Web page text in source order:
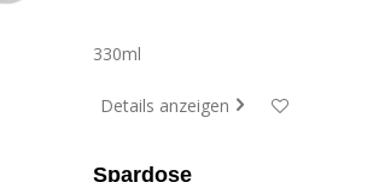
330ml
Details anzeigen
Spardose